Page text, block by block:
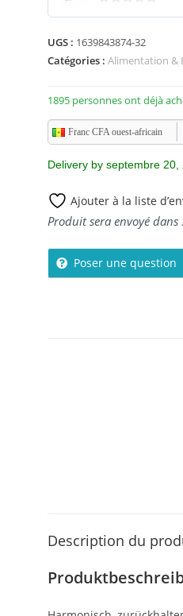
u
r
UGS : 1639843874-32
Catégories : Alimentation &
1895 personnes ont déjà
Franc CFA ouest-africain
Delivery by septembre 20,
Ajouter à la liste
Produit sera envoyé dans
Poser une question
Description du